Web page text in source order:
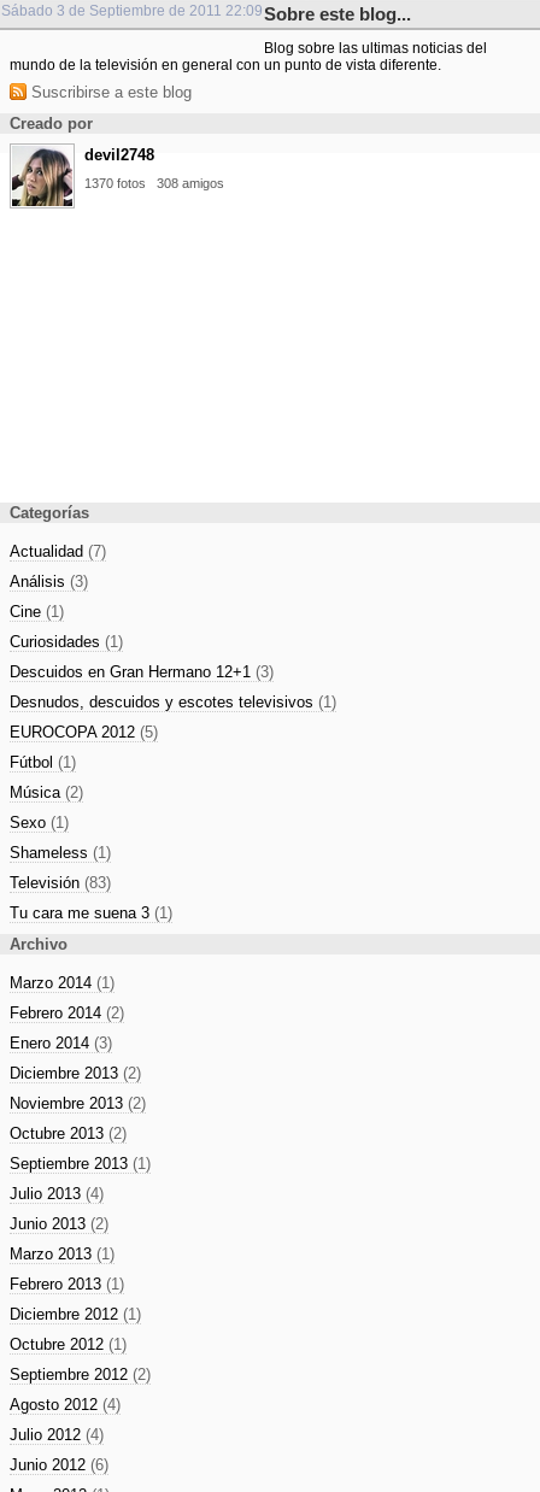
Sábado 3 de Septiembre de 2011 22:09Sobre este blog...
Blog sobre las ultimas noticias del
mundo de la televisión en general con un punto de vista diferente.
Suscribirse a este blog
Creado por
devil2748
1370 fotos 308 amigos
Categorías
Actualidad (7)
Análisis (3)
Cine (1)
Curiosidades (1)
Descuidos en Gran Hermano 12+1 (3)
Desnudos, descuidos y escotes televisivos (1)
EUROCOPA 2012 (5)
Fútbol (1)
Música (2)
Sexo (1)
Shameless (1)
Televisión (83)
Tu cara me suena 3 (1)
Archivo
Marzo 2014 (1)
Febrero 2014 (2)
Enero 2014 (3)
Diciembre 2013 (2)
Noviembre 2013 (2)
Octubre 2013 (2)
Septiembre 2013 (1)
Julio 2013 (4)
Junio 2013 (2)
Marzo 2013 (1)
Febrero 2013 (1)
Diciembre 2012 (1)
Octubre 2012 (1)
Septiembre 2012 (2)
Agosto 2012 (4)
Julio 2012 (4)
Junio 2012 (6)